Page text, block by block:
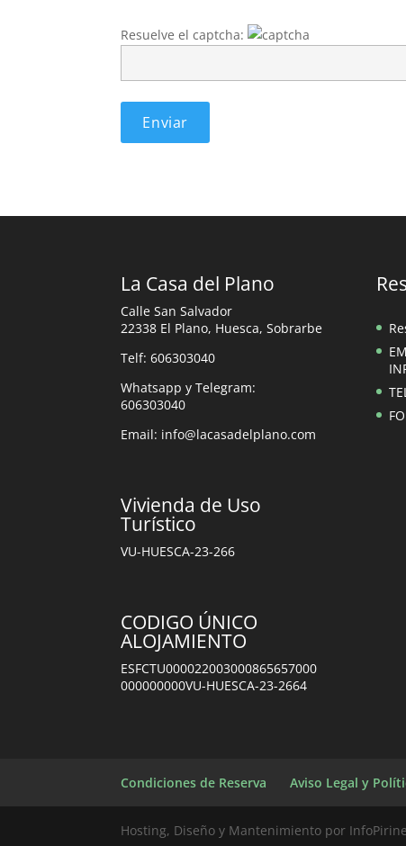
Resuelve el captcha:
La Casa del Plano
Calle San Salvador
22338 El Plano, Huesca, Sobrarbe
Telf: 606303040
Whatsapp y Telegram:
606303040
Email: info@lacasadelplano.com
Vivienda de Uso
Turístico
VU-HUESCA-23-266
CODIGO ÚNICO
ALOJAMIENTO
ESFCTU000022003000865657000
000000000VU-HUESCA-23-2664
Condiciones de Reserva Aviso Legal y
Hosting, Diseño y Mantenimiento por